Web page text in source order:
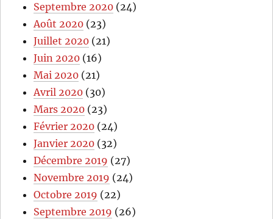
Septembre 2020 (24)
Août 2020 (23)
Juillet 2020 (21)
Juin 2020 (16)
Mai 2020 (21)
Avril 2020 (30)
Mars 2020 (23)
Février 2020 (24)
Janvier 2020 (32)
Décembre 2019 (27)
Novembre 2019 (24)
Octobre 2019 (22)
Septembre 2019 (26)